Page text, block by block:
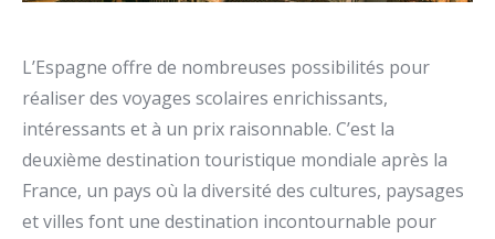
L’Espagne offre de nombreuses possibilités pour
réaliser des voyages scolaires enrichissants,
intéressants et à un prix raisonnable. C’est la
deuxième destination touristique mondiale après la
France, un pays où la diversité des cultures, paysages
et villes font une destination incontournable pour